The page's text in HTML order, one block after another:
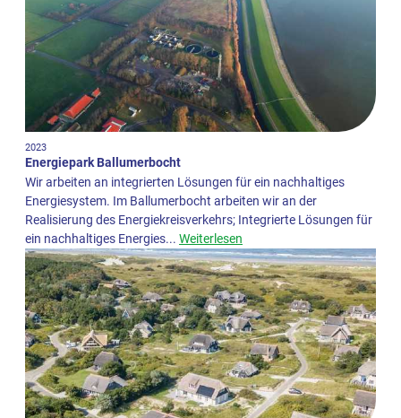
2023
Energiepark Ballumerbocht
Wir arbeiten an integrierten Lösungen für ein nachhaltiges
Energiesystem. Im Ballumerbocht arbeiten wir an der
Realisierung des Energiekreisverkehrs; Integrierte Lösungen für
ein nachhaltiges Energies... Weiterlesen